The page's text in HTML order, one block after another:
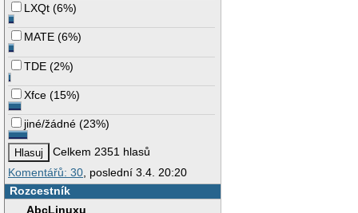
LXQt (6%)
MATE (6%)
TDE (2%)
Xfce (15%)
jiné/žádné (23%)
Celkem 2351 hlasů
Komentářů: 30 , poslední 3.4. 20:20
Rozcestník
AbcLinuxu